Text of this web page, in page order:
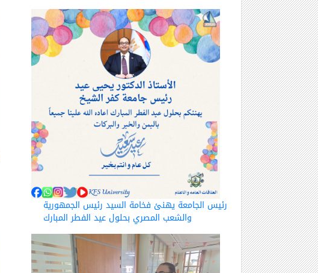
رئيس الجامعة يهنئ فخامة السيد رئيس الجمهورية
والشعب المصري بحلول عيد الفطر المبارك